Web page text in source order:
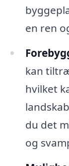
en ren
kan
hvilket
du det
og